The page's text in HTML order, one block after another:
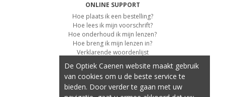
ONLINE SUPPORT
Hoe plaats ik een bestelling?
Hoe lees ik mijn voorschrift?
Hoe onderhoud ik mijn lenzen?
Hoe breng ik mijn lenzen in?
Verklarende woordenlijst
KLANTENSERVICE
Informatie over de levering
Informatie over de betaling
De Optiek Caenen website maakt gebruik
van cookies om u de beste service te
bieden. Door verder te gaan met uw